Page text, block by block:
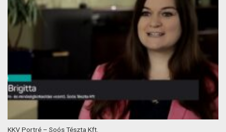
KKV Portré – Soós Tészta Kft.